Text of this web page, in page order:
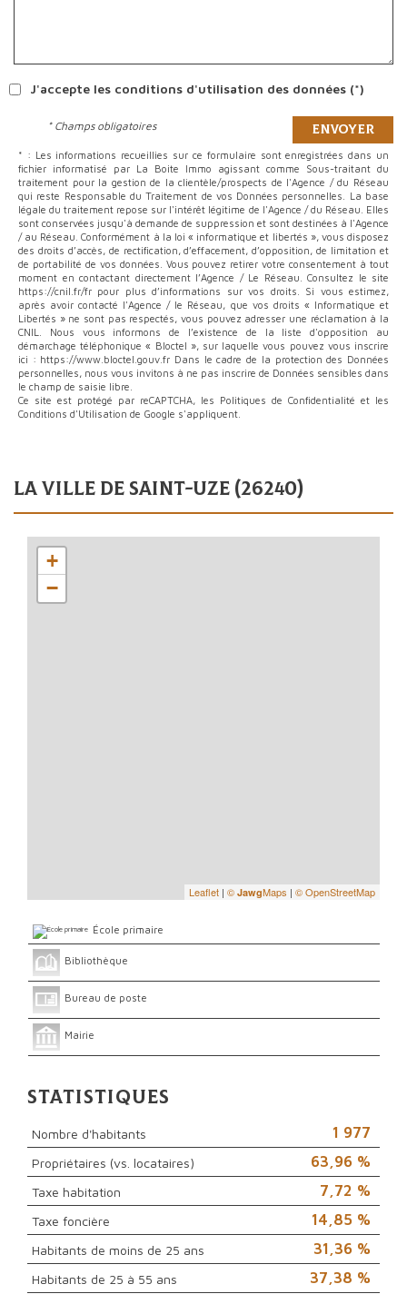
J'accepte les conditions d'utilisation des données (*)
Envoyer
* Champs obligatoires
* : Les informations recueillies sur ce formulaire sont enregistrées dans un
fichier informatisé par La Boite Immo agissant comme Sous-traitant du
traitement pour la gestion de la clientèle/prospects de l'Agence / du Réseau
qui reste Responsable du Traitement de vos Données personnelles. La base
légale du traitement repose sur l'intérêt légitime de l'Agence / du Réseau. Elles
sont conservées jusqu'à demande de suppression et sont destinées à l'Agence
/ au Réseau. Conformément à la loi « informatique et libertés », vous disposez
des droits d’accès, de rectification, d’effacement, d’opposition, de limitation et
de portabilité de vos données. Vous pouvez retirer votre consentement à tout
moment en contactant directement l’Agence / Le Réseau. Consultez le site
https://cnil.fr/fr pour plus d’informations sur vos droits. Si vous estimez,
après avoir contacté l'Agence / le Réseau, que vos droits « Informatique et
Libertés » ne sont pas respectés, vous pouvez adresser une réclamation à la
CNIL. Nous vous informons de l’existence de la liste d'opposition au
démarchage téléphonique « Bloctel », sur laquelle vous pouvez vous inscrire
ici : https://www.bloctel.gouv.fr Dans le cadre de la protection des Données
personnelles, nous vous invitons à ne pas inscrire de Données sensibles dans
le champ de saisie libre.
Ce site est protégé par reCAPTCHA, les Politiques de Confidentialité et les
Conditions d'Utilisation de Google s'appliquent.
la ville de saint-uze (26240)
+
−
Leaflet | © JawgMaps | © OpenStreetMap
École primaire
Bibliothèque
Bureau de poste
Mairie
Statistiques
Nombre d'habitants 1 977
Propriétaires (vs. locataires) 63,96 %
Taxe habitation 7,72 %
Taxe foncière 14,85 %
Habitants de moins de 25 ans 31,36 %
Habitants de 25 à 55 ans 37,38 %